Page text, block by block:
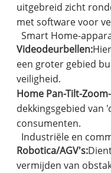
uitgebreid zicht
met software voor
Smart Home-
Videodeurbellen:
een groter gebied
veiligheid.
Home Pan-Tilt-
dekkingsgebied van
consumenten.
Industriële en
Robotica/AGV's:
vermijden van